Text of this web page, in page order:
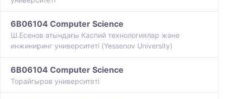
6B06104 Computer Science
Ш.Есенов атындағы Каспий технологиялар және
инжиниринг университеті (Yessenov University)
6B06104 Computer Science
Торайгыров университеті